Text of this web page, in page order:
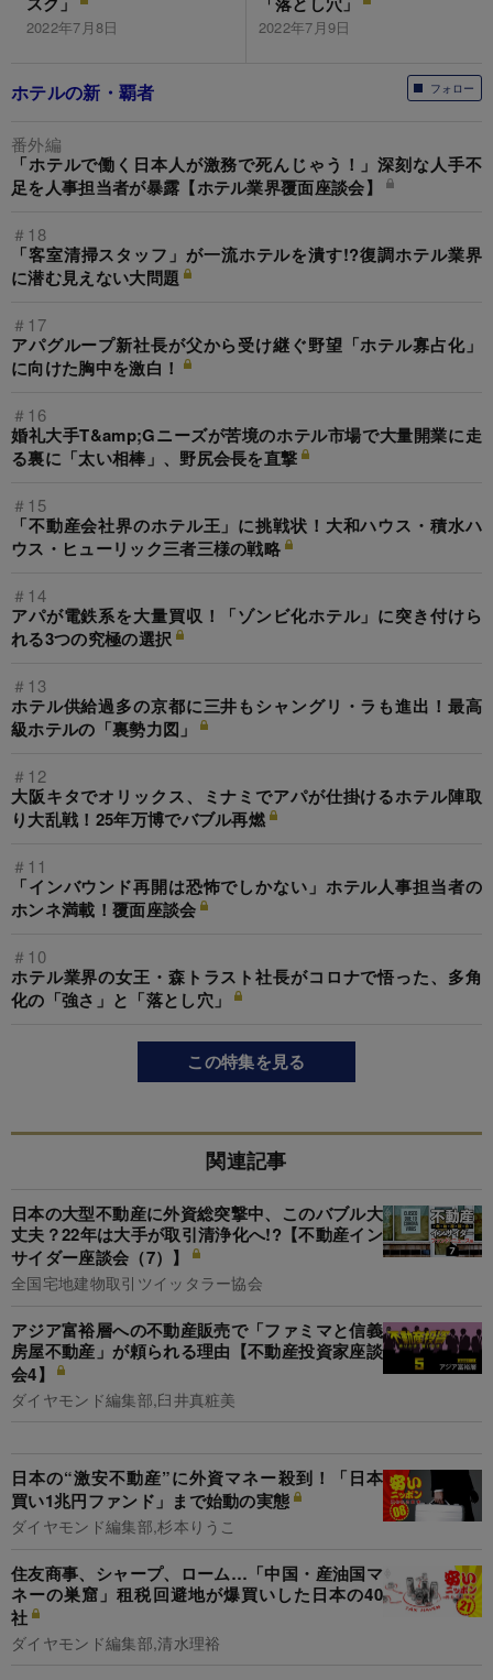
2022年7月8日 2022年7月9日
フォロー
ホテルの新・覇者
番外編
「ホテルで働く日本人が激務で死んじゃう！」深刻な人手不
足を人事担当者が暴露【ホテル業界覆面座談会】
＃18
「客室清掃スタッフ」が一流ホテルを潰す!?復調ホテル業界
に潜む見えない大問題
＃17
アパグループ新社長が父から受け継ぐ野望「ホテル寡占化」
に向けた胸中を激白！
＃16
婚礼大手T&amp;Gニーズが苦境のホテル市場で大量開業に走
る裏に「太い相棒」、野尻会長を直撃
＃15
「不動産会社界のホテル王」に挑戦状！大和ハウス・積水ハ
ウス・ヒューリック三者三様の戦略
＃14
アパが電鉄系を大量買収！「ゾンビ化ホテル」に突き付けら
れる3つの究極の選択
＃13
ホテル供給過多の京都に三井もシャングリ・ラも進出！最高
級ホテルの「裏勢力図」
＃12
大阪キタでオリックス、ミナミでアパが仕掛けるホテル陣取
り大乱戦！25年万博でバブル再燃
＃11
「インバウンド再開は恐怖でしかない」ホテル人事担当者の
ホンネ満載！覆面座談会
＃10
ホテル業界の女王・森トラスト社長がコロナで悟った、多角
化の「強さ」と「落とし穴」
この特集を見る
関連記事
日本の大型不動産に外資総突撃中、このバブル大
丈夫？22年は大手が取引清浄化へ!?【不動産イン
サイダー座談会（7）】
全国宅地建物取引ツイッタラー協会
アジア富裕層への不動産販売で「ファミマと信義
房屋不動産」が頼られる理由【不動産投資家座談
会4】
ダイヤモンド編集部,臼井真粧美
日本の“激安不動産”に外資マネー殺到！「日本
買い1兆円ファンド」まで始動の実態
ダイヤモンド編集部,杉本りうこ
住友商事、シャープ、ローム…「中国・産油国マ
ネーの巣窟」租税回避地が爆買いした日本の40
社
ダイヤモンド編集部,清水理裕